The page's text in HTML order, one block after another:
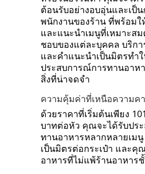
ต้อนรับอย่างอบอุ่นและเป็น
พนักงานของร้าน ที่พร้อมใ
และแนะนำเมนูที่เหมาะส
ชอบของแต่ละบุคคล บริกา
และคำแนะนำเป็นมิตรทำ
ประสบการณ์การทานอาห
สิ่งที่น่าจดจำ
ความคุ้มค่าที่เหนือความค
ด้วยราคาที่เริ่มต้นเพียง
บาทต่อหัว คุณจะได้รับปร
ทานอาหารหลากหลายเม
เป็นมิตรต่อกระเป๋า และคุ
อาหารที่ไม่แพ้ร้านอาหาร